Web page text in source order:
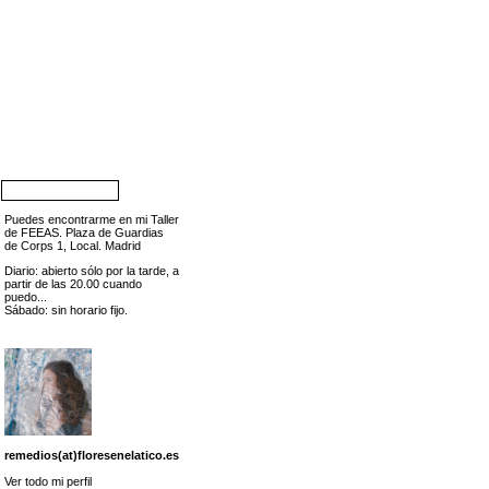
Puedes encontrarme en mi Taller
de FEEAS. Plaza de Guardias
de Corps 1, Local. Madrid
Diario: abierto sólo por la tarde, a
partir de las 20.00 cuando
puedo...
Sábado: sin horario fijo.
remedios(at)floresenelatico.es
Ver todo mi perfil